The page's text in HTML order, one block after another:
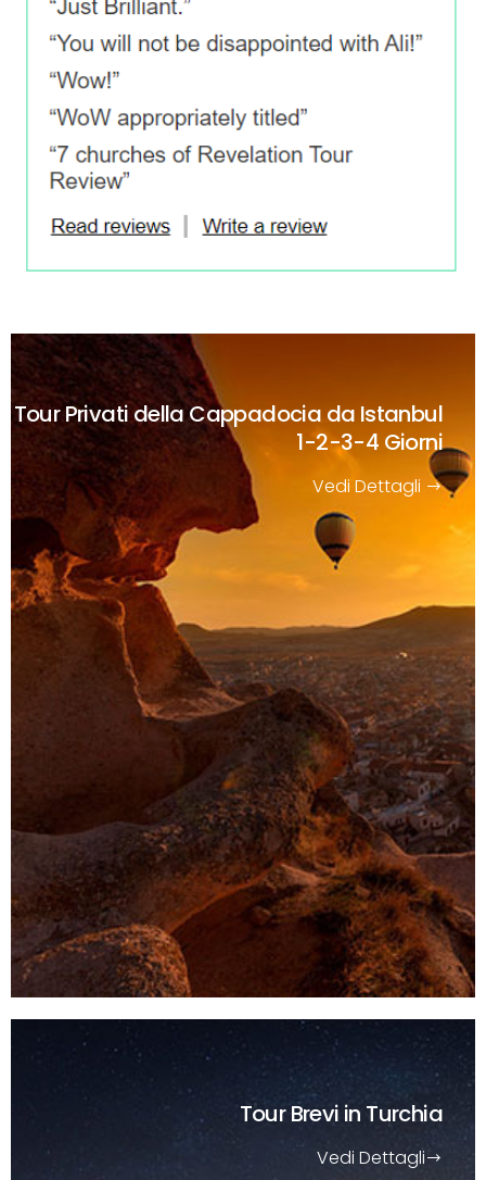
Tour Privati della Cappadocia da Istanbul
1-2-3-4 Giorni
Vedi Dettagli
Tour Brevi in Turchia
Vedi Dettagli